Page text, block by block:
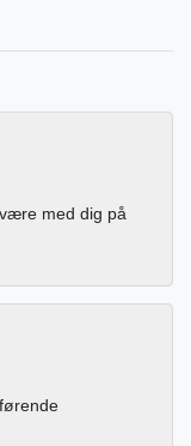
med dig på